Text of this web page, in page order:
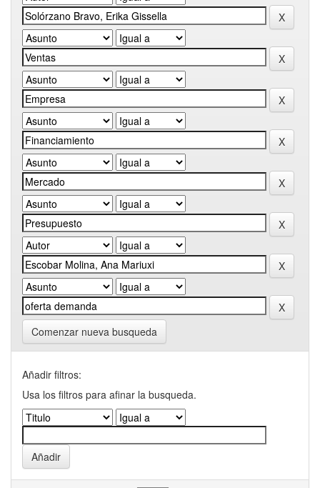
Comenzar nueva busqueda
Añadir filtros:
Usa los filtros para afinar la busqueda.